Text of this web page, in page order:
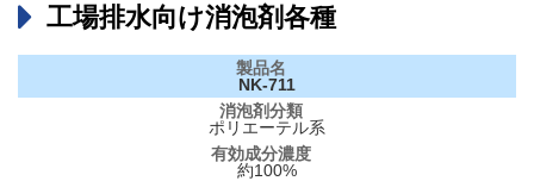
工場排水向け消泡剤各種
NK-711
ポリエーテル系
約100%